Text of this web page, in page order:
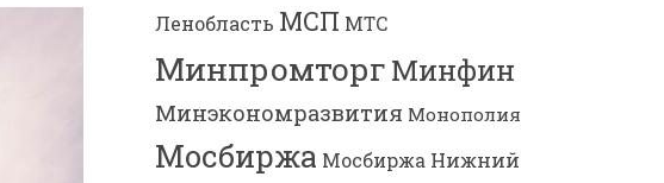
Ленобласть МСП МТС
МинпромторгМинфин
Минэкономразвития Монополия
Мосбиржа Мосбиржа Нижний